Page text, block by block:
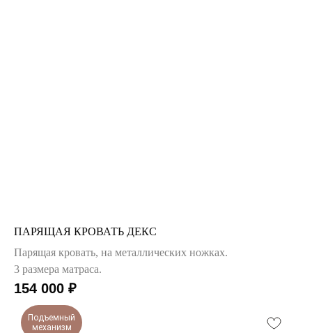
ПАРЯЩАЯ КРОВАТЬ ДЕКС
Парящая кровать, на металлических ножках.
3 размера матраса.
154 000 ₽
Подъемный
механизм